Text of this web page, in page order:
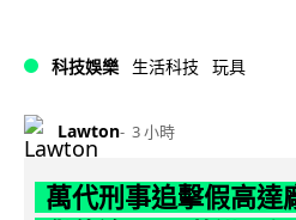
科技娛樂 生活科技 玩具
Lawton 3 小時
萬代刑事追擊假高達